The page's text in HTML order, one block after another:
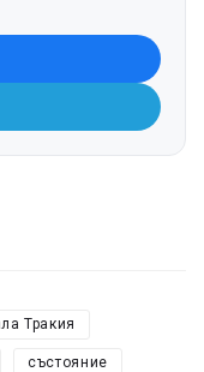
Тракия
състояние